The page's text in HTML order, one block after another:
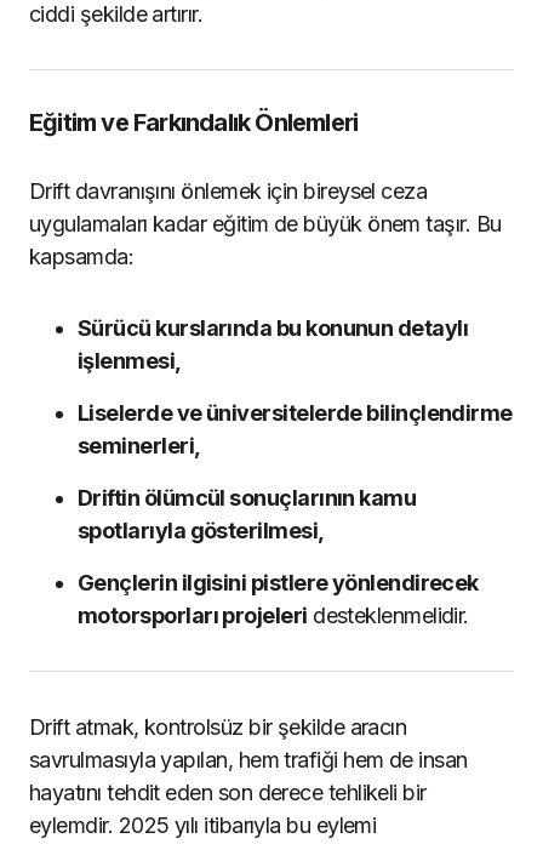
ciddi şekilde artırır.
Eğitim ve Farkındalık Önlemleri
Drift davranışını önlemek için bireysel ceza
uygulamaları kadar eğitim de büyük önem taşır. Bu
kapsamda:
Sürücü kurslarında bu konunun detaylı
işlenmesi,
Liselerde ve üniversitelerde bilinçlendirme
seminerleri,
Driftin ölümcül sonuçlarının kamu
spotlarıyla gösterilmesi,
Gençlerin ilgisini pistlere yönlendirecek
motorsporları projeleri desteklenmelidir.
Drift atmak, kontrolsüz bir şekilde aracın
savrulmasıyla yapılan, hem trafiği hem de insan
hayatını tehdit eden son derece tehlikeli bir
eylemdir. 2025 yılı itibarıyla bu eylemi